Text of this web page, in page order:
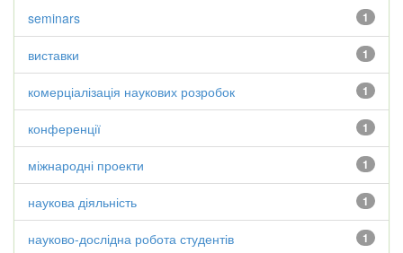
1
seminars
1
виставки
1
комерціалізація наукових розробок
1
конференції
1
міжнародні проекти
1
наукова діяльність
1
науково-дослідна робота студентів